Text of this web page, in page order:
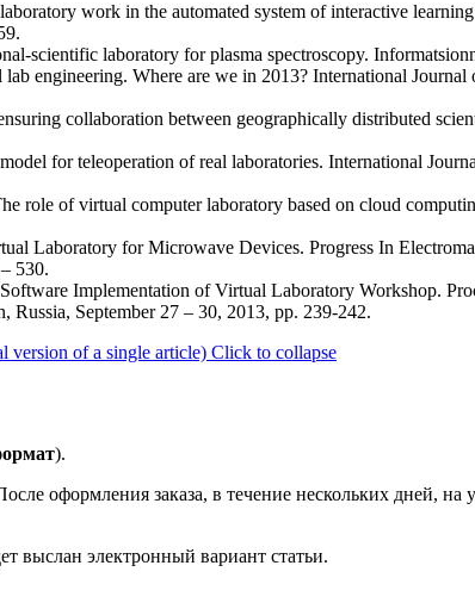
work in the automated system of interactive
scientific laboratory for plasma spectroscopy.
engineering. Where are we in 2013? International
collaboration between geographically distributed
for teleoperation of real laboratories. International
role of virtual computer laboratory based on cloud
Laboratory for Microwave Devices. Progress In
530.
Implementation of Virtual Laboratory Workshop.
September 27 – 30, 2013, pp. 239-242.
version of a single article) Click to collapse
).
оформления заказа, в течение нескольких дней,
выслан электронный вариант статьи.